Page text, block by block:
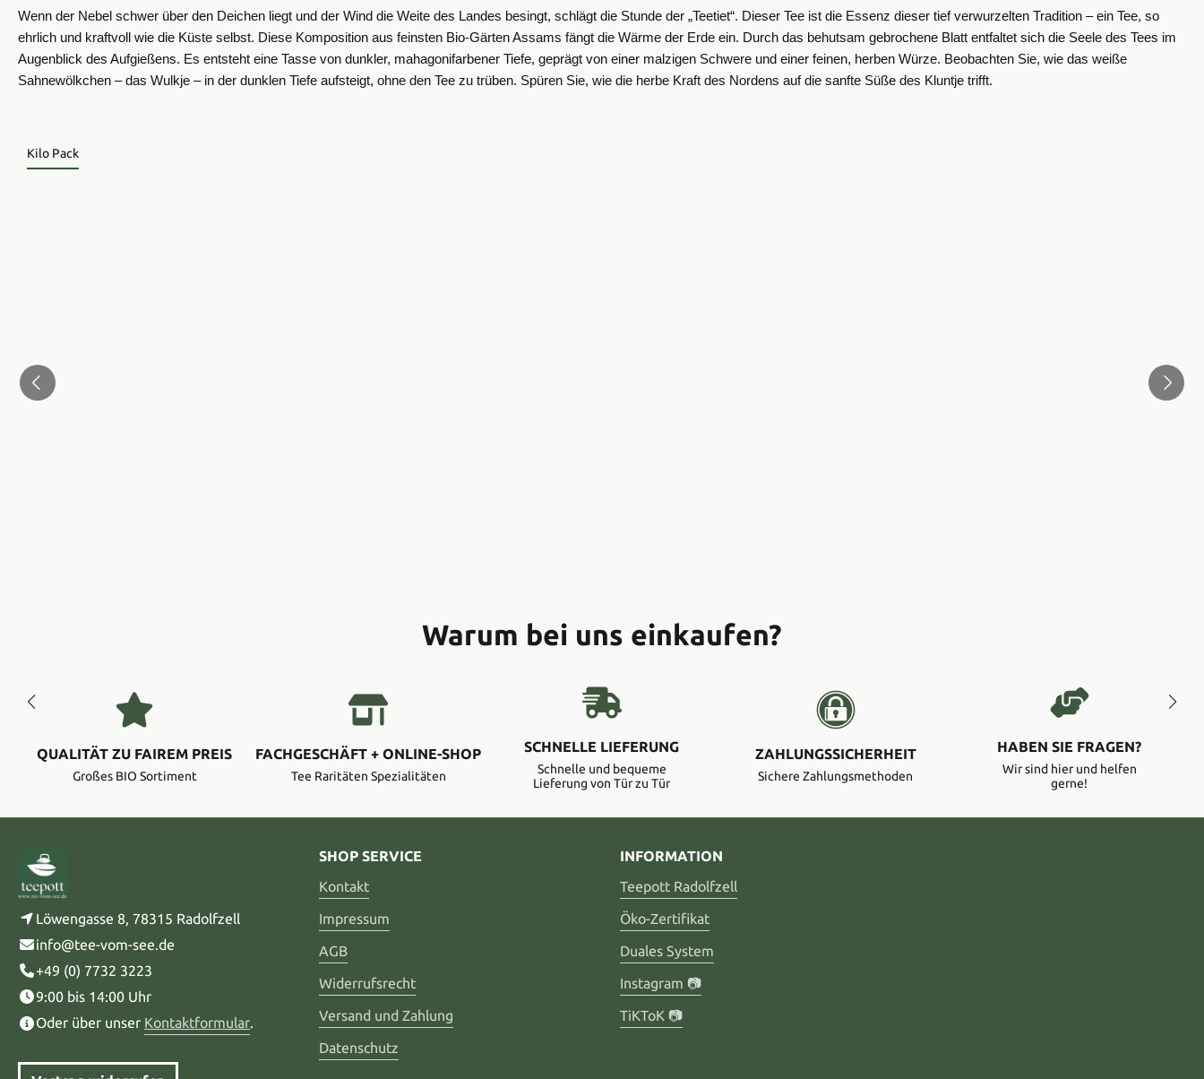
Wenn der Nebel schwer über den Deichen liegt und der Wind die Weite des Landes besingt, schlägt die Stunde der „Teetiet“. Dieser Tee ist die Essenz dieser tief verwurzelten Tradition – ein Tee, so
ehrlich und kraftvoll wie die Küste selbst. Diese Komposition aus feinsten Bio-Gärten Assams fängt die Wärme der Erde ein. Durch das behutsam gebrochene Blatt entfaltet sich die Seele des Tees im
Augenblick des Aufgießens. Es entsteht eine Tasse von dunkler, mahagonifarbener Tiefe, geprägt von einer malzigen Schwere und einer feinen, herben Würze. Beobachten Sie, wie das weiße
Sahnewölkchen – das Wulkje – in der dunklen Tiefe aufsteigt, ohne den Tee zu trüben. Spüren Sie, wie die herbe Kraft des Nordens auf die sanfte Süße des Kluntje trifft.
Kilo Pack
Warum bei uns einkaufen?
QUALITÄT ZU FAIREM PREIS
Großes BIO Sortiment
FACHGESCHÄFT + ONLINE-SHOP
Tee Raritäten Spezialitäten
SCHNELLE LIEFERUNG
Schnelle und bequeme
Lieferung von Tür zu Tür
ZAHLUNGSSICHERHEIT
Sichere Zahlungsmethoden
HABEN SIE FRAGEN?
Wir sind hier und helfen
gerne!
Löwengasse 8, 78315 Radolfzell
info@tee-vom-see.de
+49 (0) 7732 3223
9:00 bis 14:00 Uhr
Oder über unser Kontaktformular.
SHOP SERVICE
Kontakt
Impressum
AGB
Widerrufsrecht
Versand und Zahlung
Datenschutz
INFORMATION
Teepott Radolfzell
Öko-Zertifikat
Duales System
Instagram 📷
TiKToK 📷